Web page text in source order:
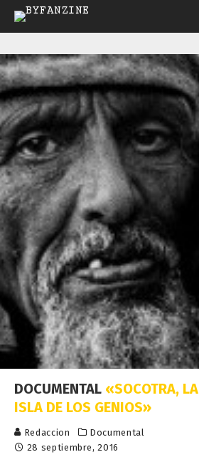
DOCUMENTAL «SOCOTRA, LA
ISLA DE LOS GENIOS»
Redaccion
Documental
28 septiembre, 2016